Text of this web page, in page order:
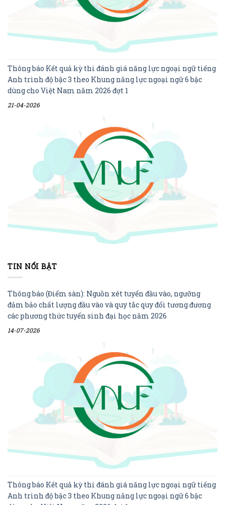
Thông báo Kết quả kỳ thi đánh giá năng lực ngoại ngữ tiếng
Anh trình độ bậc 3 theo Khung năng lực ngoại ngữ 6 bậc
dùng cho Việt Nam năm 2026 đợt 1
21-04-2026
TIN NỔI BẬT
Thông báo (Điểm sàn): Nguồn xét tuyển đầu vào, ngưỡng
đảm bảo chất lượng đầu vào và quy tắc quy đổi tương đương
các phương thức tuyển sinh đại học năm 2026
14-07-2026
Thông báo Kết quả kỳ thi đánh giá năng lực ngoại ngữ tiếng
Anh trình độ bậc 3 theo Khung năng lực ngoại ngữ 6 bậc